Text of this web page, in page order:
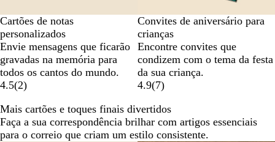
Cartões de notas
personalizados
Envie mensagens que ficarão
gravadas na memória para
todos os cantos do mundo.
4.5(2)
Convites de aniversário para
crianças
Encontre convites que
condizem com o tema da festa
da sua criança.
4.9(7)
Mais cartões e toques finais divertidos
Faça a sua correspondência brilhar com artigos essenciais
para o correio que criam um estilo consistente.